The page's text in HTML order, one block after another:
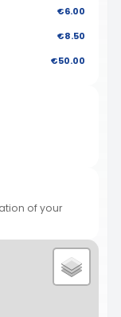
€6.00
€8.50
€50.00
of your